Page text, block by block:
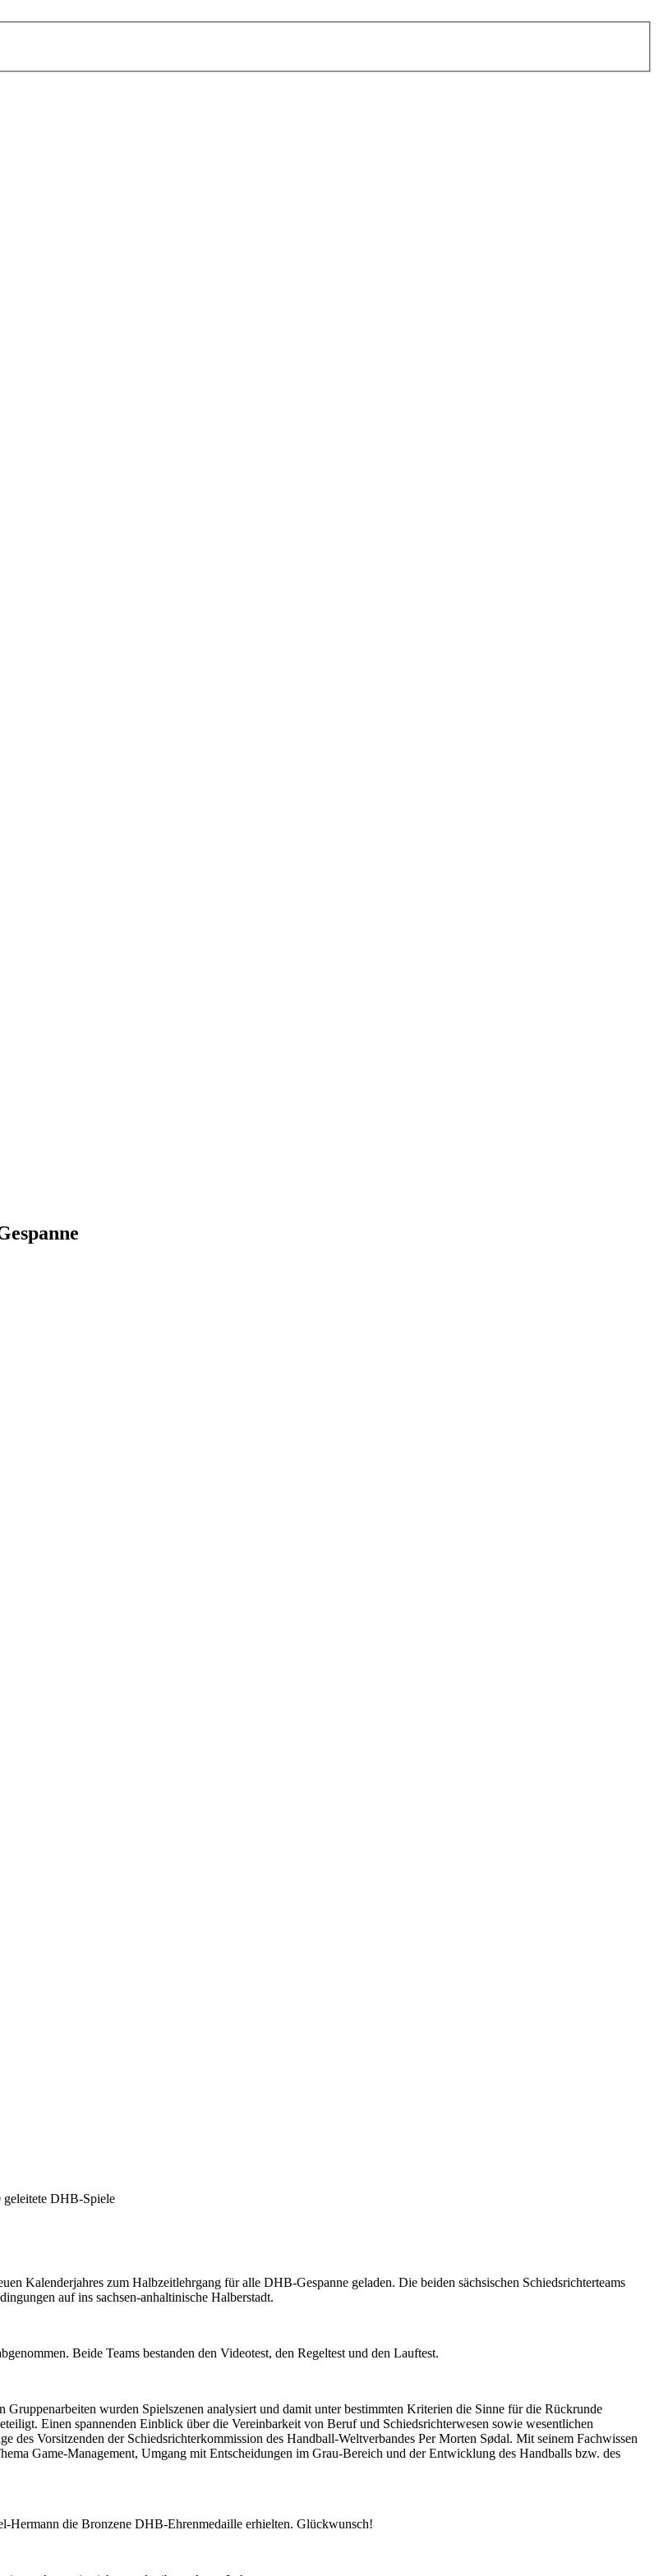
geleitete DHB-Spiele
Kalenderjahres zum Halbzeitlehrgang für alle DHB-Gespanne geladen. Die beiden sächsischen Schiedsrichterteams
auf ins sachsen-anhaltinische Halberstadt.
Beide Teams bestanden den Videotest, den Regeltest und den Lauftest.
wurden Spielszenen analysiert und damit unter bestimmten Kriterien die Sinne für die Rückrunde
Einen spannenden Einblick über die Vereinbarkeit von Beruf und Schiedsrichterwesen sowie wesentlichen
Vorsitzenden der Schiedsrichterkommission des Handball-Weltverbandes Per Morten Sødal. Mit seinem Fachwissen
Game-Management, Umgang mit Entscheidungen im Grau-Bereich und der Entwicklung des Handballs bzw. des
Hermann die Bronzene DHB-Ehrenmedaille erhielten. Glückwunsch!